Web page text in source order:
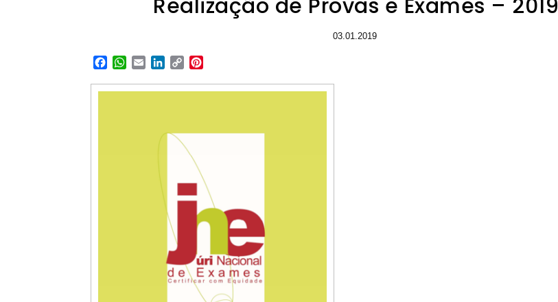
Realização de Provas e Exames – 2019
03.01.2019
Facebook
WhatsApp
EmailLinkedIn
Copy